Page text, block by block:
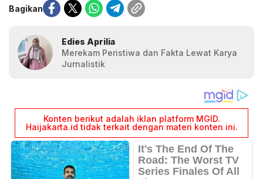
Bagikan
Edies Aprilia
Merekam Peristiwa dan Fakta Lewat Karya
Jurnalistik